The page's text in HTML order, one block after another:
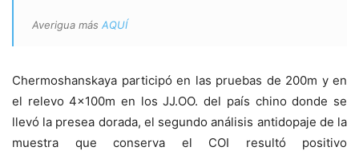
Averigua más AQUÍ
Chermoshanskaya participó en las pruebas de 200m y en
el relevo 4x100m en los JJ.OO. del país chino donde se
llevó la presea dorada, el segundo análisis antidopaje de la
muestra que conserva el COI resultó positivo